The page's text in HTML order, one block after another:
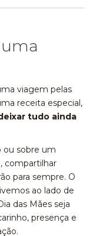
viagem pelas
receita especial,
tudo ainda
ou sobre um
compartilhar
para sempre. O
ao lado de
das Mães seja
presença e